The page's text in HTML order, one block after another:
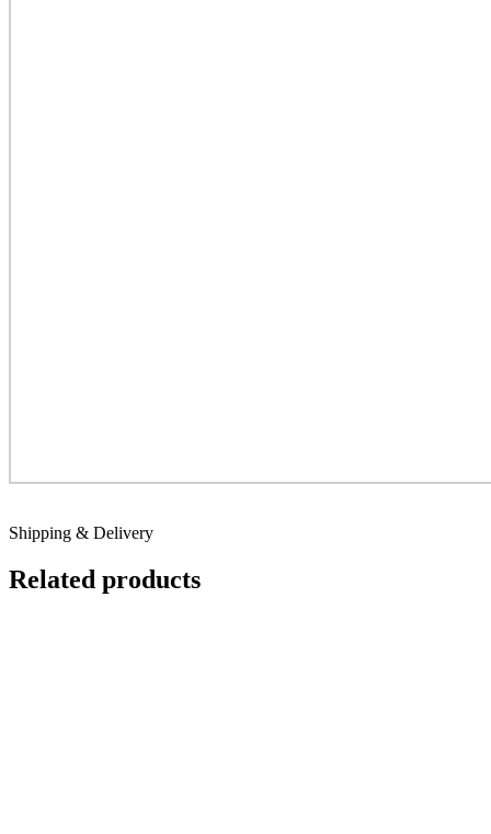
Shipping & Delivery
Related products